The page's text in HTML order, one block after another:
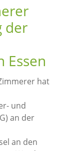
der
Essen
hat
und
an der
an den